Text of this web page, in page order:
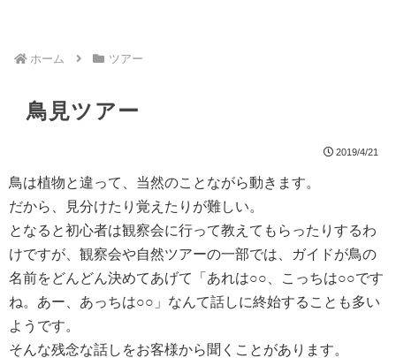
ホーム ツアー
鳥見ツアー
2019/4/21
鳥は植物と違って、当然のことながら動きます。
だから、見分けたり覚えたりが難しい。
となると初心者は観察会に行って教えてもらったりするわ
けですが、観察会や自然ツアーの一部では、ガイドが鳥の
名前をどんどん決めてあげて「あれは○○、こっちは○○です
ね。あー、あっちは○○」なんて話しに終始することも多い
ようです。
そんな残念な話しをお客様から聞くことがあります。